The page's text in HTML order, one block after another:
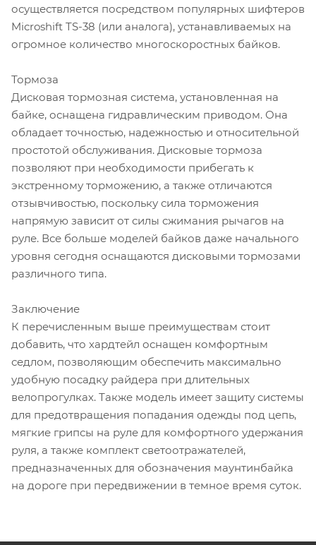
осуществляется посредством популярных шифтеров
Microshift TS-38 (или аналога), устанавливаемых на
огромное количество многоскоростных байков.
Тормоза
Дисковая тормозная система, установленная на
байке, оснащена гидравлическим приводом. Она
обладает точностью, надежностью и относительной
простотой обслуживания. Дисковые тормоза
позволяют при необходимости прибегать к
экстренному торможению, а также отличаются
отзывчивостью, поскольку сила торможения
напрямую зависит от силы сжимания рычагов на
руле. Все больше моделей байков даже начального
уровня сегодня оснащаются дисковыми тормозами
различного типа.
Заключение
К перечисленным выше преимуществам стоит
добавить, что хардтейл оснащен комфортным
седлом, позволяющим обеспечить максимально
удобную посадку райдера при длительных
велопрогулках. Также модель имеет защиту системы
для предотвращения попадания одежды под цепь,
мягкие грипсы на руле для комфортного удержания
руля, а также комплект светоотражателей,
предназначенных для обозначения маунтинбайка
на дороге при передвижении в темное время суток.